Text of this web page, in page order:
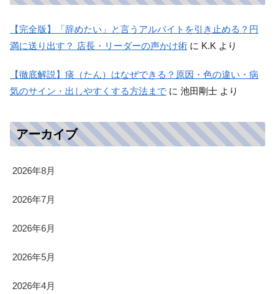
【完全版】「辞めたい」と言うアルバイトを引き止める？円
満に送り出す？ 店長・リーダーの声かけ術 に K.K より
【徹底解説】痰（たん）はなぜできる？原因・色の違い・病
気のサイン・出しやすくする方法まで に 池田剛士 より
アーカイブ
2026年8月
2026年7月
2026年6月
2026年5月
2026年4月